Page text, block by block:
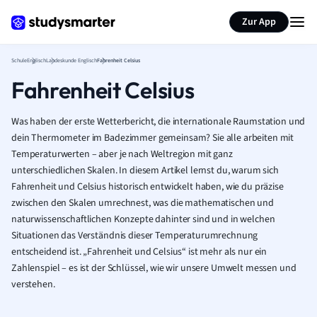
Zur App
SchuleEnglischLandeskunde EnglischFahrenheit Celsius
Fahrenheit Celsius
Was haben der erste Wetterbericht, die internationale Raumstation und
dein Thermometer im Badezimmer gemeinsam? Sie alle arbeiten mit
Temperaturwerten – aber je nach Weltregion mit ganz
unterschiedlichen Skalen. In diesem Artikel lernst du, warum sich
Fahrenheit und Celsius historisch entwickelt haben, wie du präzise
zwischen den Skalen umrechnest, was die mathematischen und
naturwissenschaftlichen Konzepte dahinter sind und in welchen
Situationen das Verständnis dieser Temperaturumrechnung
entscheidend ist. „Fahrenheit und Celsius“ ist mehr als nur ein
Zahlenspiel – es ist der Schlüssel, wie wir unsere Umwelt messen und
verstehen.
Seite zusammenfassen